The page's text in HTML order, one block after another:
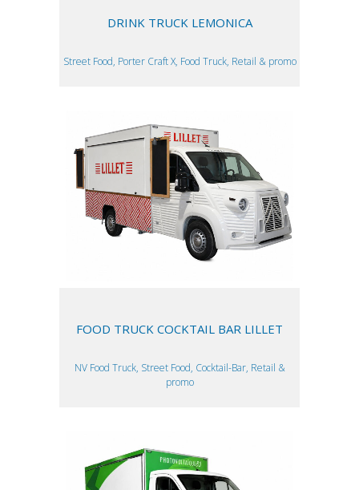
DRINK TRUCK LEMONICA
Street Food, Porter Craft X, Food Truck, Retail & promo
FOOD TRUCK COCKTAIL BAR LILLET
NV Food Truck, Street Food, Cocktail-Bar, Retail &
promo